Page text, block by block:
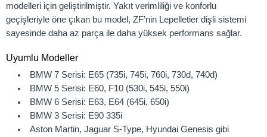
modelleri için geliştirilmiştir. Yakıt verimliliği ve konforlu
geçişleriyle öne çıkan bu model, ZF’nin Lepelletier dişli sistemi
sayesinde daha az parça ile daha yüksek performans sağlar.
Uyumlu Modeller
BMW 7 Serisi: E65 (735i, 745i, 760i, 730d, 740d)
BMW 5 Serisi: E60, F10 (530i, 545i, 550i)
BMW 6 Serisi: E63, E64 (645i, 650i)
BMW 3 Serisi: E90 335i
Aston Martin, Jaguar S-Type, Hyundai Genesis gibi